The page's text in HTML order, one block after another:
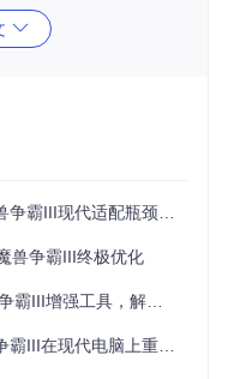
率
统之间的"翻译官"，
老旧的系统调用转换
，实现1.20e版本在Wi
16:9/16:10显示比例
适配瓶颈的全方位优化方案
兽争霸III终极优化
锁宽屏/高帧率/高清体验指南
在现代电脑上重获新生